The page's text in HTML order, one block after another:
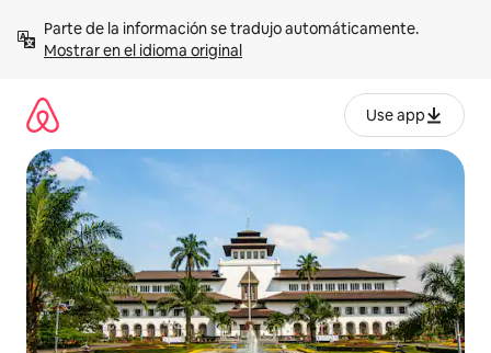
contenidoMostrar en el idioma original
Use app